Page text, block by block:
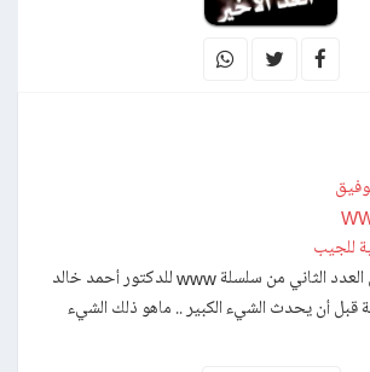
للجيب
رواية العد الأخير هي العدد الثاني من سلسلة www للدكتور أحمد خالد
قبل أن يحدث الشيء الكبیر .. ماھو ذلك الشيء